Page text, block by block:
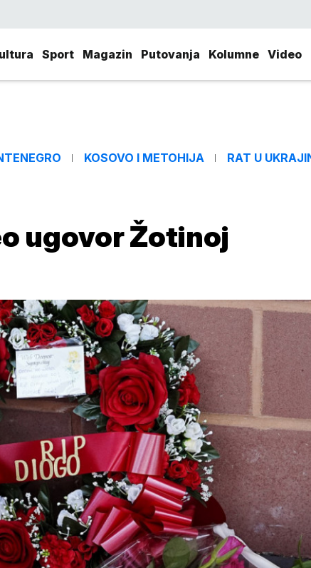
Sport Magazin Putovanja Kolumne Video
KOSOVO I METOHIJA RAT U
ugovor Žotinoj